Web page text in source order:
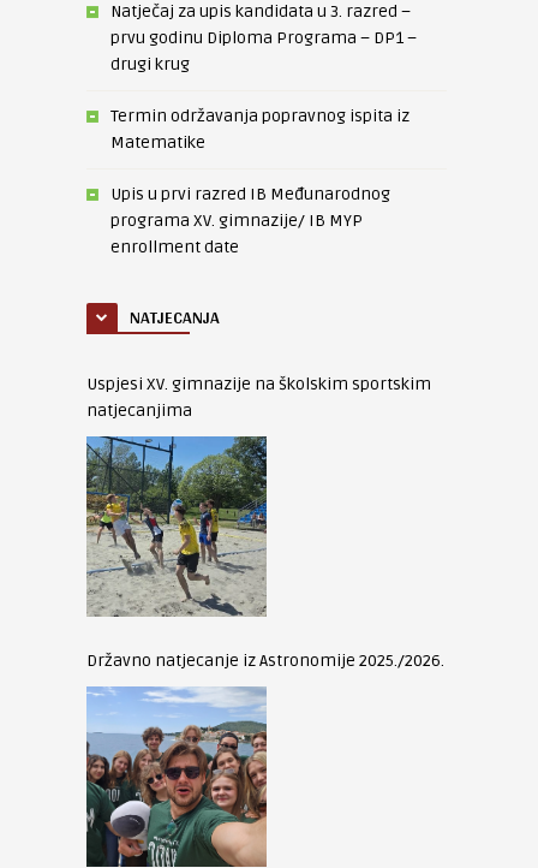
Natječaj za upis kandidata u 3. razred –
prvu godinu Diploma Programa – DP1 –
drugi krug
Termin održavanja popravnog ispita iz
Matematike
Upis u prvi razred IB Međunarodnog
programa XV. gimnazije/ IB MYP
enrollment date
NATJECANJA
Uspjesi XV. gimnazije na školskim sportskim
natjecanjima
Državno natjecanje iz Astronomije 2025./2026.